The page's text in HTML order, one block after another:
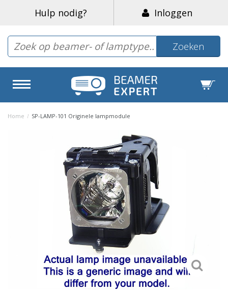
Hulp nodig? Inloggen
Zoeken
Home / SP-LAMP-101 Originele lampmodule